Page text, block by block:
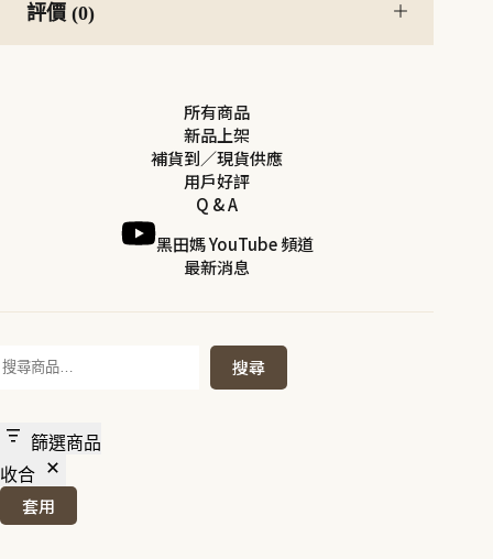
評價 (0)
所有商品
新品上架
補貨到／現貨供應
用戶好評
Q & A
黑田媽 YouTube 頻道
最新消息
搜
搜尋
篩選商品
收合
套用